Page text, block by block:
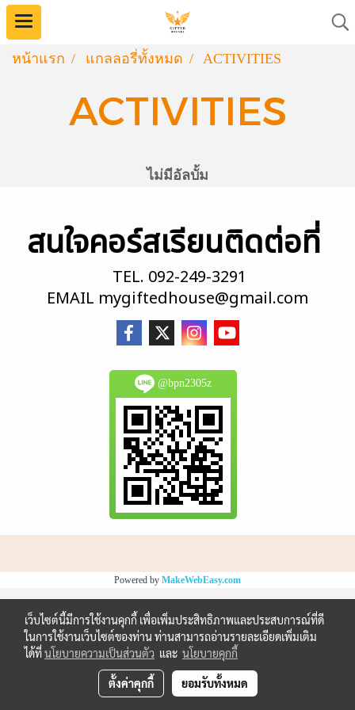
หน้าแรก แกลลอรี่ทั้งหมด ACTIVITIES
ACTIVITIES
ไม่มีอัลบั้ม
สนใจคอร์สเรียนติดต่อที่
TEL. 092-249-3291
EMAIL mygiftedhouse@gmail.com
@bpn2305z
Powered by MakeWebEasy.com
เว็บไซต์นี้มีการใช้งานคุกกี้ เพื่อเพิ่มประสิทธิภาพและประสบการณ์ที่ดี
ในการใช้งานเว็บไซต์ของท่าน ท่านสามารถอ่านรายละเอียดเพิ่มเติม
ได้ที่นโยบายความเป็นส่วนตัว และ นโยบายคุกกี้
ตั้งค่าคุกกี้ ยอมรับทั้งหมด